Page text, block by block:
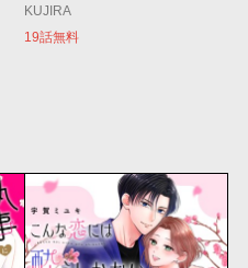
KUJIRA
19話無料